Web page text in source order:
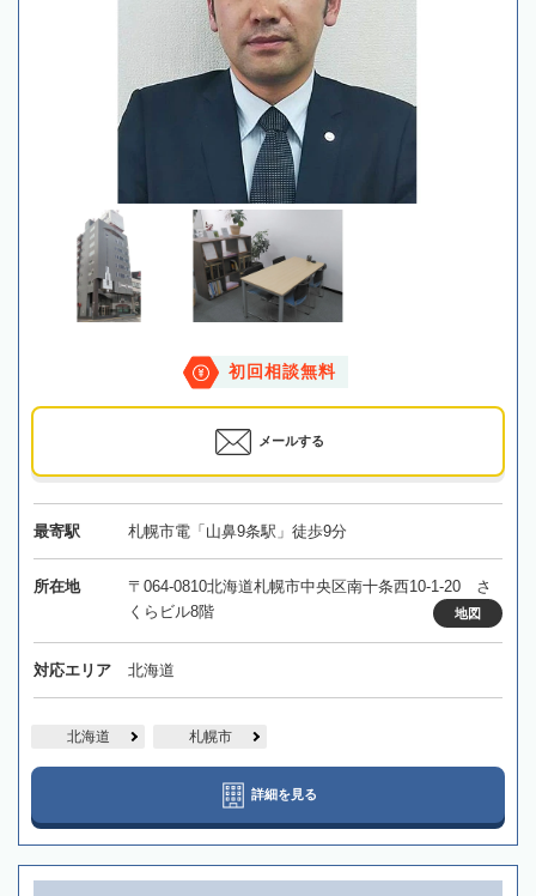
初回相談無料
メールする
最寄駅 札幌市電「山鼻9条駅」徒歩9分
所在地
〒064-0810北海道札幌市中央区南十条西10-1-20 さ
くらビル8階
地図
対応エリア 北海道
北海道 札幌市
詳細を見る